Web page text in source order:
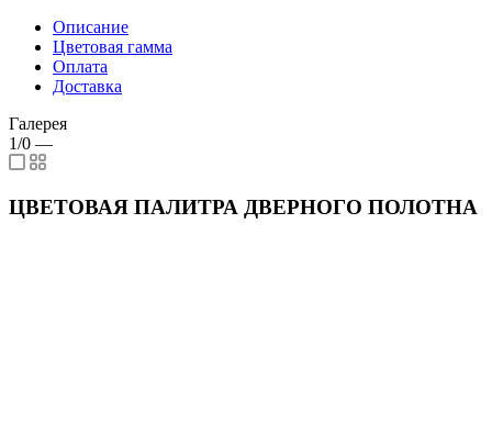
Описание
Цветовая гамма
Оплата
Доставка
Галерея
1/0 —
ЦВЕТОВАЯ ПАЛИТРА ДВЕРНОГО ПОЛОТНА